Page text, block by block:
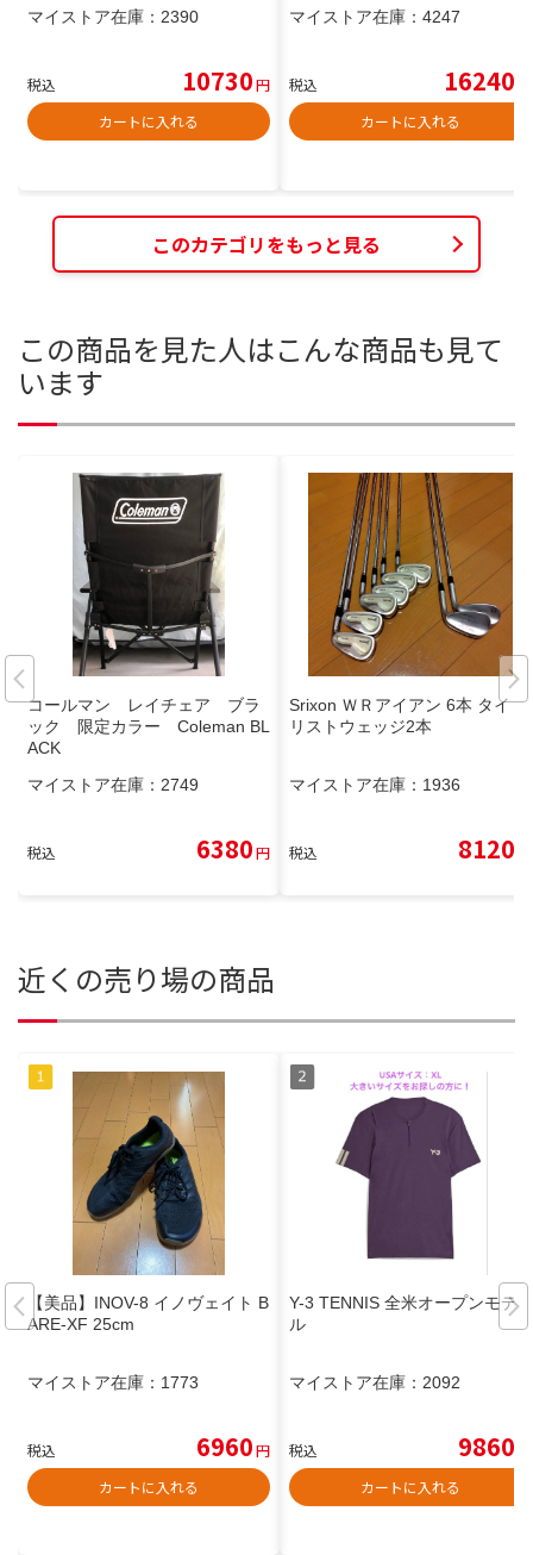
マイストア在庫： 2390
税込 10730円
カートに入れる
マイストア在庫： 4247
税込 16240
カートに入れる
このカテゴリをもっと見る
この商品を見た人はこんな商品も見て
います
コールマン レイチェア ブラ
ック 限定カラー Coleman BL
ACK
マイストア在庫： 2749
税込 6380円
Srixon ＷＲアイアン 6本 タイト
リストウェッジ2本
マイストア在庫： 1936
税込 8120
近くの売り場の商品
【美品】INOV-8 イノヴェイト B
ARE-XF 25cm
マイストア在庫： 1773
税込 6960円
カートに入れる
Y-3 TENNIS 全米オープンモデ
ル
マイストア在庫： 2092
税込 9860
カートに入れる